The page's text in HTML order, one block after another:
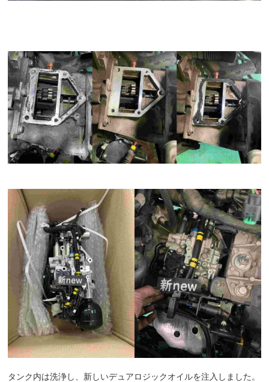
タンク内は洗浄し、新しいデュアロジックオイルを注入しました。